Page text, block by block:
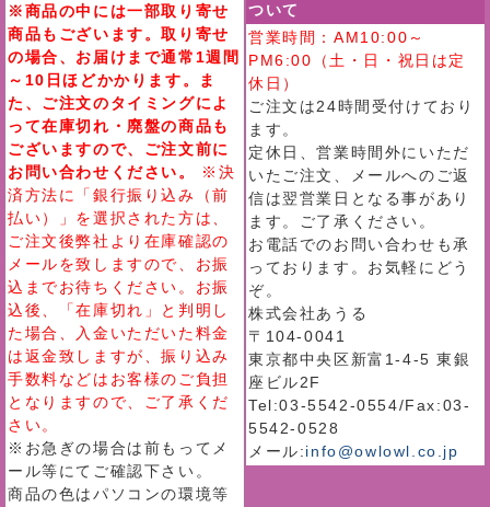
※商品の中には一部取り寄せ
商品もございます。取り寄せ
の場合、お届けまで通常1週間
～10日ほどかかります。ま
た、ご注文のタイミングによ
って在庫切れ・廃盤の商品も
ございますので、ご注文前に
お問い合わせください。
※決
済方法に「銀行振り込み（前
払い）」を選択された方は、
ご注文後弊社より在庫確認の
メールを致しますので、お振
込までお待ちください。お振
込後、「在庫切れ」と判明し
た場合、入金いただいた料金
は返金致しますが、振り込み
手数料などはお客様のご負担
となりますので、ご了承くだ
さい。
※お急ぎの場合は前もってメ
ール等にてご確認下さい。
商品の色はパソコンの環境等
ついて
営業時間：AM10:00～
PM6:00（土・日・祝日は定
休日）
ご注文は24時間受付けており
ます。
定休日、営業時間外にいただ
いたご注文、メールへのご返
信は翌営業日となる事があり
ます。ご了承ください。
お電話でのお問い合わせも承
っております。お気軽にどう
ぞ。
株式会社あうる
〒104-0041
東京都中央区新富1-4-5 東銀
座ビル2F
Tel:03-5542-0554/Fax:03-
5542-0528
メール:info@owlowl.co.jp